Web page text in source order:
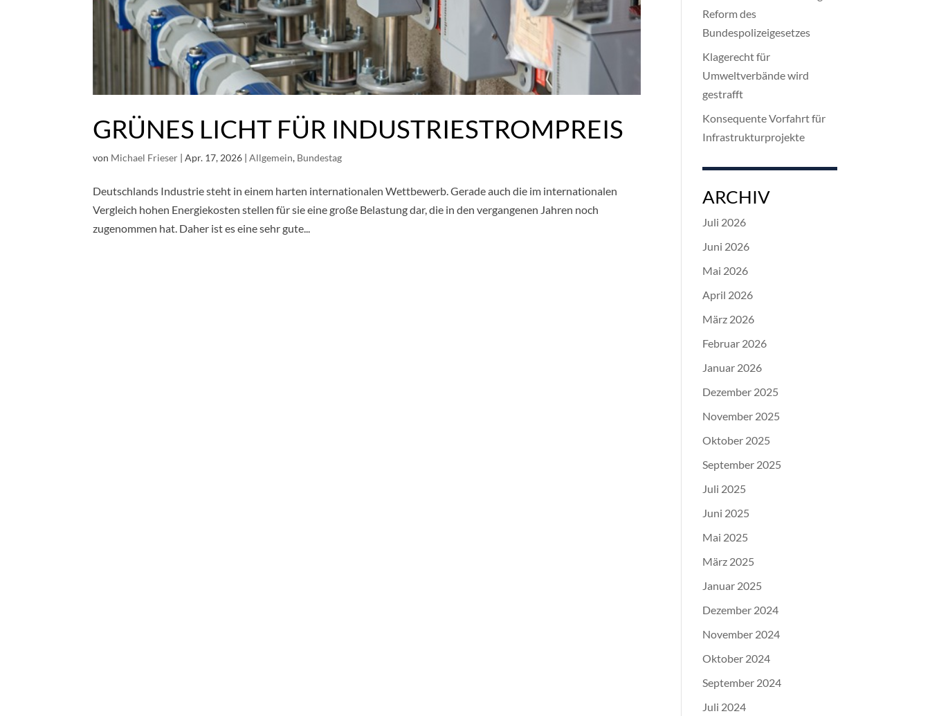
GRÜNES LICHT FÜR INDUSTRIESTROMPREIS
von Michael Frieser |Apr. 17, 2026 |Allgemein, Bundestag
Deutschlands Industrie steht in einem harten internationalen Wettbewerb. Gerade auch die im internationalen
Vergleich hohen Energiekosten stellen für sie eine große Belastung dar, die in den vergangenen Jahren noch
zugenommen hat. Daher ist es eine sehr gute...
Reform des
Bundespolizeigesetzes
Klagerecht für
Umweltverbände wird
gestrafft
Konsequente Vorfahrt für
Infrastrukturprojekte
ARCHIV
Juli 2026
Juni 2026
Mai 2026
April 2026
März 2026
Februar 2026
Januar 2026
Dezember 2025
November 2025
Oktober 2025
September 2025
Juli 2025
Juni 2025
Mai 2025
März 2025
Januar 2025
Dezember 2024
November 2024
Oktober 2024
September 2024
Juli 2024